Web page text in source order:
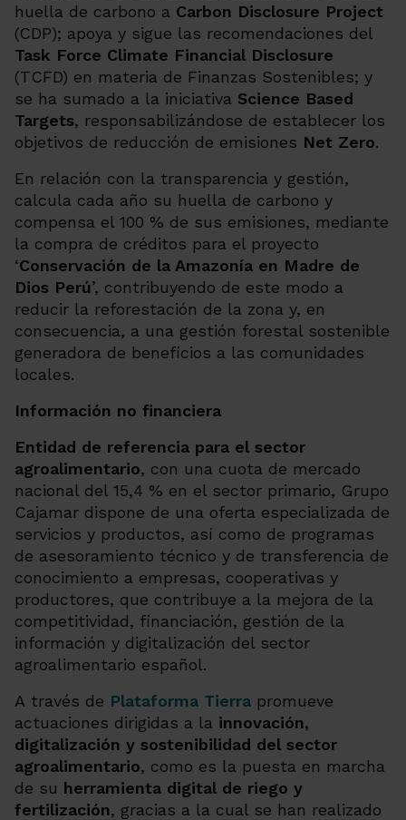
huella de carbono a Carbon Disclosure Project
(CDP); apoya y sigue las recomendaciones del
Task Force Climate Financial Disclosure
(TCFD) en materia de Finanzas Sostenibles; y
se ha sumado a la iniciativa Science Based
Targets, responsabilizándose de establecer los
objetivos de reducción de emisiones Net Zero.
En relación con la transparencia y gestión,
calcula cada año su huella de carbono y
compensa el 100 % de sus emisiones, mediante
la compra de créditos para el proyecto
‘Conservación de la Amazonía en Madre de
Dios Perú’, contribuyendo de este modo a
reducir la reforestación de la zona y, en
consecuencia, a una gestión forestal sostenible
generadora de beneficios a las comunidades
locales.
Información no financiera
Entidad de referencia para el sector
agroalimentario, con una cuota de mercado
nacional del 15,4 % en el sector primario, Grupo
Cajamar dispone de una oferta especializada de
servicios y productos, así como de programas
de asesoramiento técnico y de transferencia de
conocimiento a empresas, cooperativas y
productores, que contribuye a la mejora de la
competitividad, financiación, gestión de la
información y digitalización del sector
agroalimentario español.
A través de Plataforma Tierra promueve
actuaciones dirigidas a la innovación,
digitalización y sostenibilidad del sector
agroalimentario, como es la puesta en marcha
de su herramienta digital de riego y
fertilización, gracias a la cual se han realizado